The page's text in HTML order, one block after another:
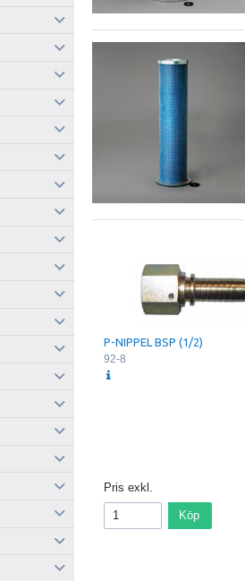
P-NIPPEL BSP (1/2)
92-8
Pris exkl.
Köp